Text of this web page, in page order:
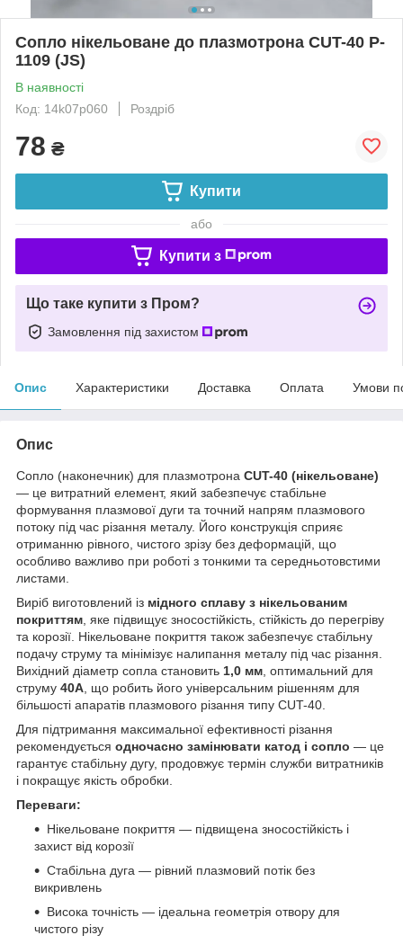
Сопло нікельоване до плазмотрона CUT-40 P-
1109 (JS)
В наявності
Код: 14k07p060
Роздріб
78 ₴
Купити
або
Купити з
Що таке купити з Пром?
Замовлення під захистом
Опис Характеристики Доставка Оплата Умови
Опис
Сопло (наконечник) для плазмотрона CUT-40 (нікельоване)
— це витратний елемент, який забезпечує стабільне
формування плазмової дуги та точний напрям плазмового
потоку під час різання металу. Його конструкція сприяє
отриманню рівного, чистого зрізу без деформацій, що
особливо важливо при роботі з тонкими та середньотовстими
листами.
Виріб виготовлений із мідного сплаву з нікельованим
покриттям , яке підвищує зносостійкість, стійкість до перегріву
та корозії. Нікельоване покриття також забезпечує стабільну
подачу струму та мінімізує налипання металу під час різання.
Вихідний діаметр сопла становить 1,0 мм , оптимальний для
струму 40А , що робить його універсальним рішенням для
більшості апаратів плазмового різання типу CUT-40.
Для підтримання максимальної ефективності різання
рекомендується одночасно замінювати катод і сопло — це
гарантує стабільну дугу, продовжує термін служби витратників
і покращує якість обробки.
Переваги:
Нікельоване покриття — підвищена зносостійкість і
захист від корозії
Стабільна дуга — рівний плазмовий потік без
викривлень
Висока точність — ідеальна геометрія отвору для
чистого різу